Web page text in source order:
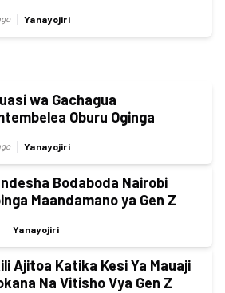
Yanayojiri
wa Gachagua
Oburu Oginga
Yanayojiri
Bodaboda Nairobi
Maandamano ya Gen Z
Yanayojiri
Ajitoa Katika Kesi Ya Mauaji
Na Vitisho Vya Gen Z